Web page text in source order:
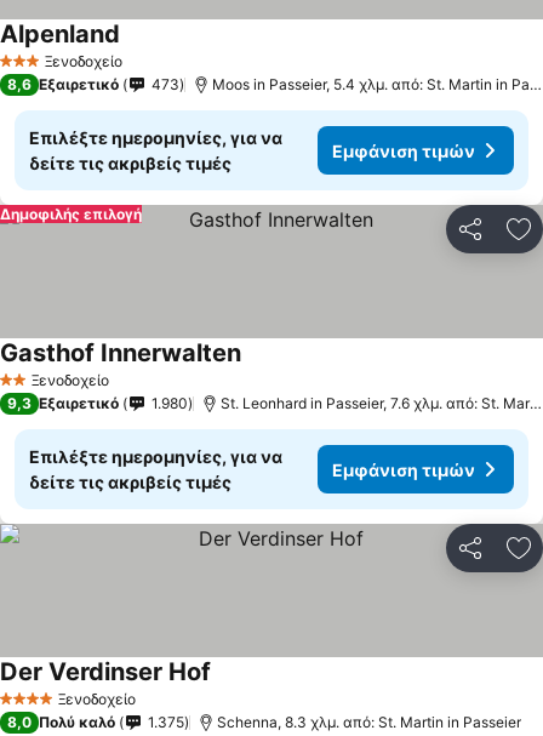
3 ΑστέριαΞενοδοχείο
Alpenland
8,6 Εξαιρετικό 473 Moos in Passeier, 5.4 χλμ. από: St. Martin in Passeier
Επιλέξτε ημερομηνίες, για να
δείτε τις ακριβείς τιμές
Εμφάνιση τιμών
Δημοφιλής επιλογή
2 ΑστέριαΞενοδοχείο
Gasthof Innerwalten
9,3 Εξαιρετικό 1.980 St. Leonhard in Passeier, 7.6 χλμ. από: St. Martin in Passeier
Επιλέξτε ημερομηνίες, για να
δείτε τις ακριβείς τιμές
Εμφάνιση τιμών
4 ΑστέριαΞενοδοχείο
Der Verdinser Hof
8,0 Πολύ καλό 1.375 Schenna, 8.3 χλμ. από: St. Martin in Passeier